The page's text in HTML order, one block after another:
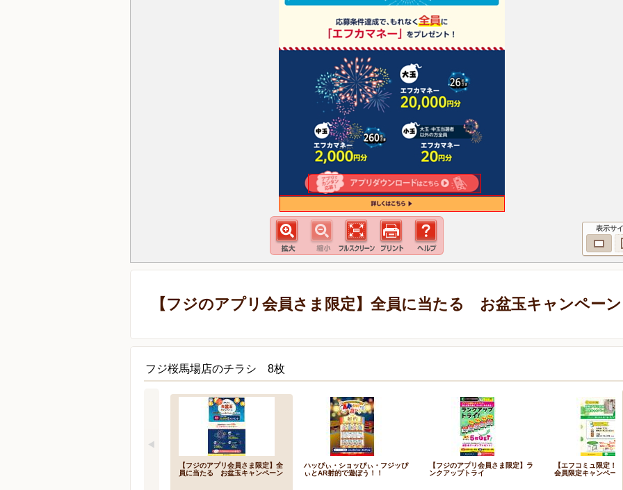
表示サ
【フジのアプリ会員さま限定】全員に当たる お盆玉キャンペーン
フジ桜馬場店のチラシ 8枚
【フジのアプリ会員さま限定】全
員に当たる お盆玉キャンペーン
ハッぴぃ・ショッぴぃ・フジッぴ
ぃとAR射的で遊ぼう！！
【フジのアプリ会員さま限定】ラ
ンクアップトライ
【エフコミュ限定！
会員限定キャンペーン